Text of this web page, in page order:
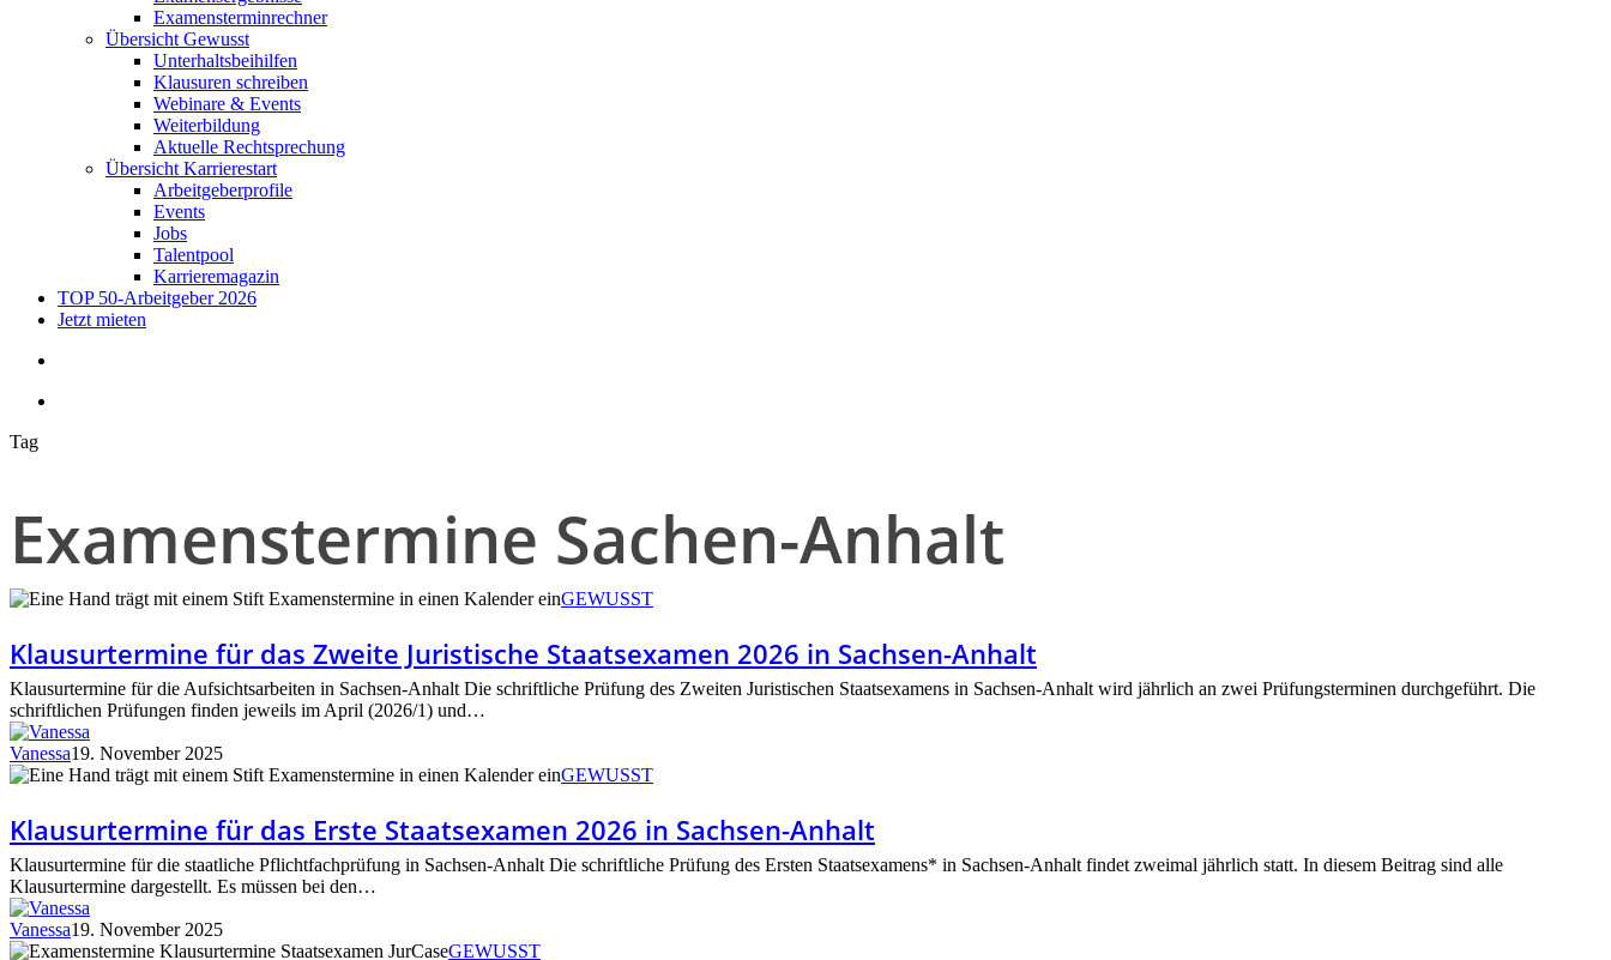
Examensterminrechner
Übersicht Gewusst
Unterhaltsbeihilfen
Klausuren schreiben
Webinare & Events
Weiterbildung
Aktuelle Rechtsprechung
Übersicht Karrierestart
Arbeitgeberprofile
Events
Jobs
Talentpool
Karrieremagazin
TOP 50-Arbeitgeber 2026
Jetzt mieten
Tag
Examenstermine Sachen-Anhalt
Klausurtermine
das
Zweite
Juristische
Staatsexamen
2026
in
Sachsen-
GEWUSST
Klausurtermine für das Zweite Juristische Staatsexamen 2026 in Sachsen-Anhalt
Klausurtermine für die Aufsichtsarbeiten in Sachsen-Anhalt Die schriftliche Prüfung des Zweiten Juristischen Staatsexamens in Sachsen-Anhalt wird jährlich an zwei Prüfungsterminen durchgeführt. Die
schriftlichen Prüfungen finden jeweils im April (2026/1) und…
Vanessa19. November 2025
Klausurtermine
das
Erste
Staatsexamen
2026
in
Sachsen-
Anhalt
GEWUSST
Klausurtermine für das Erste Staatsexamen 2026 in Sachsen-Anhalt
Klausurtermine für die staatliche Pflichtfachprüfung in Sachsen-Anhalt Die schriftliche Prüfung des Ersten Staatsexamens* in Sachsen-Anhalt findet zweimal jährlich statt. In diesem Beitrag sind alle
Klausurtermine dargestellt. Es müssen bei den…
Vanessa19. November 2025
Klausurtermine
GEWUSST